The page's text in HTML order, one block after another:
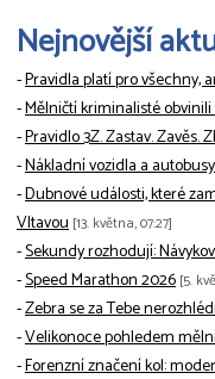
Nejnovější
-Pravidla platí pro všechny,
-Mělničtí kriminalisté
-Pravidlo 3Z. Zastav. Zavěs.
-Nákladní vozidla a
-Dubnové události, které
Vltavou [13. května, 07:27]
-Sekundy rozhodují:
-Speed Marathon 2026 [5.
-Zebra se za Tebe
-Velikonoce pohledem
-Forenzní značení kol: